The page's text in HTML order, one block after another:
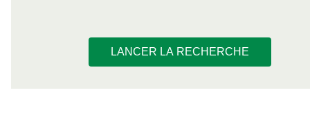
LANCER LA RECHERCHE